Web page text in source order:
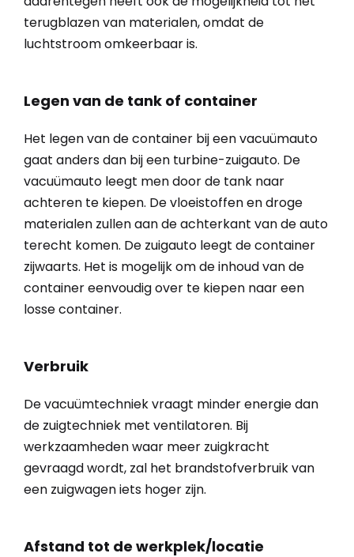
terugblazen van materialen, omdat de
luchtstroom omkeerbaar is.
Legen van de tank of container
Het legen van de container bij een vacuümauto
gaat anders dan bij een turbine-zuigauto. De
vacuümauto leegt men door de tank naar
achteren te kiepen. De vloeistoffen en droge
materialen zullen aan de achterkant van de auto
terecht komen. De zuigauto leegt de container
zijwaarts. Het is mogelijk om de inhoud van de
container eenvoudig over te kiepen naar een
losse container.
Verbruik
De vacuümtechniek vraagt minder energie dan
de zuigtechniek met ventilatoren. Bij
werkzaamheden waar meer zuigkracht
gevraagd wordt, zal het brandstofverbruik van
een zuigwagen iets hoger zijn.
Afstand tot de werkplek/locatie